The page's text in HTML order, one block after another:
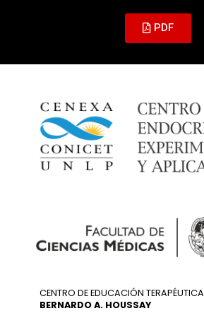
PDF
CENTRO DE EDUCACIÓN TERAPÉUTICA
BERNARDO A. HOUSSAY